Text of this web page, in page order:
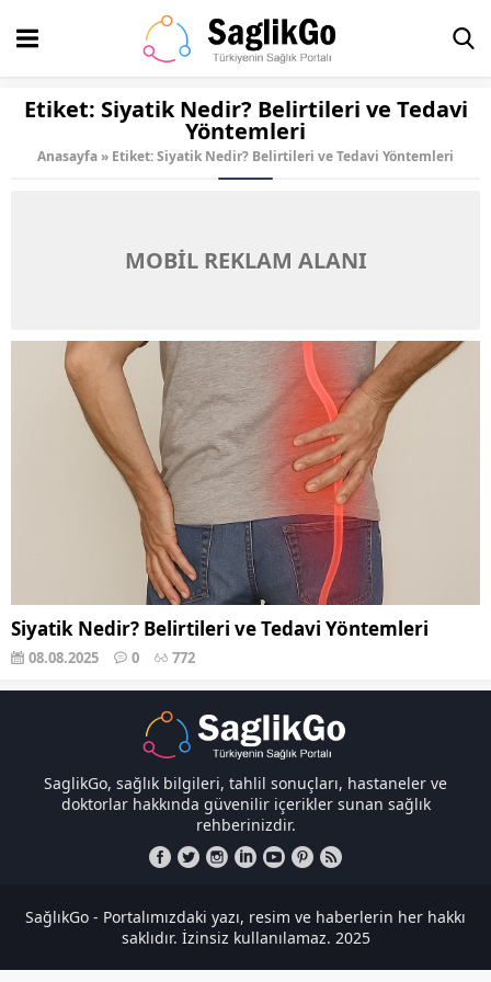
Etiket: Siyatik Nedir? Belirtileri ve Tedavi
Yöntemleri
Anasayfa» Etiket: Siyatik Nedir? Belirtileri ve Tedavi Yöntemleri
MOBİL REKLAM ALANI
Siyatik Nedir? Belirtileri ve Tedavi Yöntemleri
08.08.2025 0 772
SaglikGo, sağlık bilgileri, tahlil sonuçları, hastaneler ve
doktorlar hakkında güvenilir içerikler sunan sağlık
rehberinizdir.
SağlıkGo - Portalımızdaki yazı, resim ve haberlerin her hakkı
saklıdır. İzinsiz kullanılamaz. 2025